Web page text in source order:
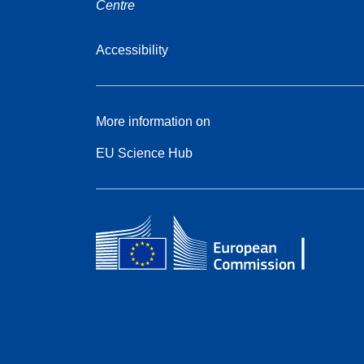
Centre
Accessibility
More information on
EU Science Hub